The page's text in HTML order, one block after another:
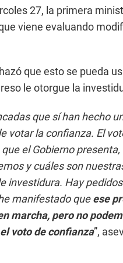
27, la primera
viene evaluando
que esto se pueda
le otorgue la
que sí han hecho
votar la confianza. El
el Gobierno
y cuáles son
investidura. Hay
manifestado queese
marcha, pero no
voto de confianza”,